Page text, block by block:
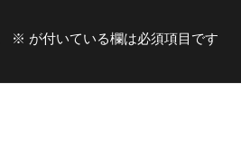
※ が付いている欄は必須項目です